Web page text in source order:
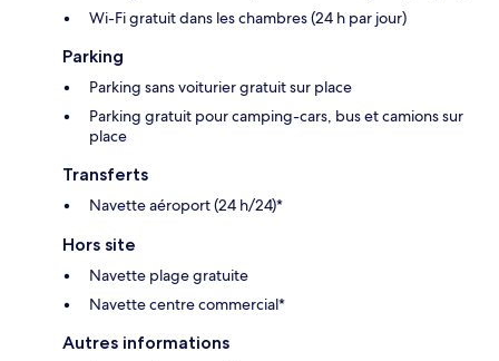
Wi-Fi gratuit dans les chambres (24 h par jour)
Parking
Parking sans voiturier gratuit sur place
Parking gratuit pour camping-cars, bus et camions sur
place
Transferts
Navette aéroport (24 h/24)*
Hors site
Navette plage gratuite
Navette centre commercial*
Autres informations